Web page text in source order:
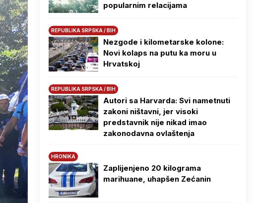
popularnim relacijama
REPUBLIKA SRPSKA / BIH
Nezgode i kilometarske kolone:
Novi kolaps na putu ka moru u
Hrvatskoj
REPUBLIKA SRPSKA / BIH
Autori sa Harvarda: Svi nametnuti
zakoni ništavni, jer visoki
predstavnik nije nikad imao
zakonodavna ovlaštenja
HRONIKA
Zaplijenjeno 20 kilograma
marihuane, uhapšen Zećanin